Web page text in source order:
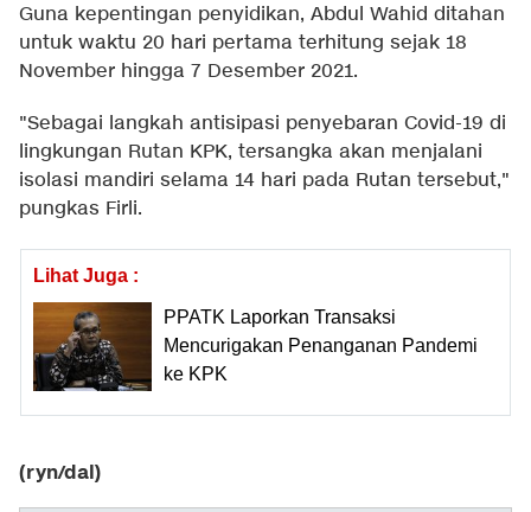
Guna kepentingan penyidikan, Abdul Wahid ditahan
untuk waktu 20 hari pertama terhitung sejak 18
November hingga 7 Desember 2021.
"Sebagai langkah antisipasi penyebaran Covid-19 di
lingkungan Rutan KPK, tersangka akan menjalani
isolasi mandiri selama 14 hari pada Rutan tersebut,"
pungkas Firli.
Lihat Juga :
PPATK Laporkan Transaksi
Mencurigakan Penanganan Pandemi
ke KPK
(ryn/dal)